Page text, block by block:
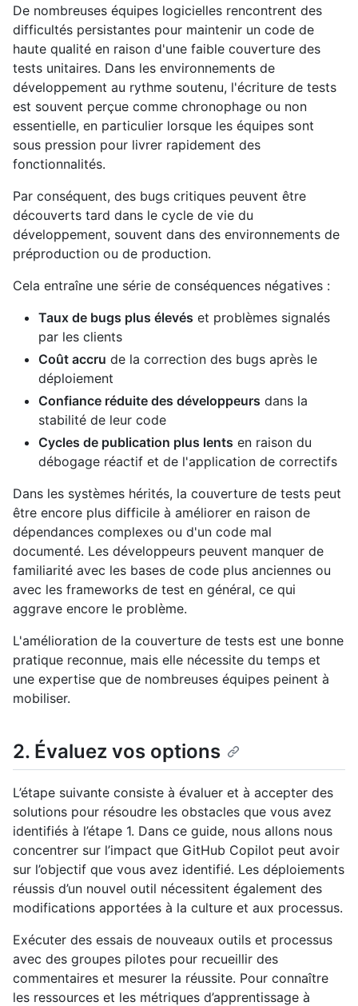
De nombreuses équipes logicielles rencontrent des
difficultés persistantes pour maintenir un code de
haute qualité en raison d'une faible couverture des
tests unitaires. Dans les environnements de
développement au rythme soutenu, l'écriture de tests
est souvent perçue comme chronophage ou non
essentielle, en particulier lorsque les équipes sont
sous pression pour livrer rapidement des
fonctionnalités.
Par conséquent, des bugs critiques peuvent être
découverts tard dans le cycle de vie du
développement, souvent dans des environnements de
préproduction ou de production.
Cela entraîne une série de conséquences négatives :
Taux de bugs plus élevés et problèmes signalés
par les clients
Coût accru de la correction des bugs après le
déploiement
Confiance réduite des développeurs dans la
stabilité de leur code
Cycles de publication plus lents en raison du
débogage réactif et de l'application de correctifs
Dans les systèmes hérités, la couverture de tests peut
être encore plus difficile à améliorer en raison de
dépendances complexes ou d'un code mal
documenté. Les développeurs peuvent manquer de
familiarité avec les bases de code plus anciennes ou
avec les frameworks de test en général, ce qui
aggrave encore le problème.
L'amélioration de la couverture de tests est une bonne
pratique reconnue, mais elle nécessite du temps et
une expertise que de nombreuses équipes peinent à
mobiliser.
2. Évaluez vos options
L’étape suivante consiste à évaluer et à accepter des
solutions pour résoudre les obstacles que vous avez
identifiés à l’étape 1. Dans ce guide, nous allons nous
concentrer sur l’impact que GitHub Copilot peut avoir
sur l’objectif que vous avez identifié. Les déploiements
réussis d’un nouvel outil nécessitent également des
modifications apportées à la culture et aux processus.
Exécuter des essais de nouveaux outils et processus
avec des groupes pilotes pour recueillir des
commentaires et mesurer la réussite. Pour connaître
les ressources et les métriques d’apprentissage à